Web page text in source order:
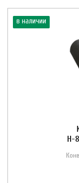
в наличии
Н-